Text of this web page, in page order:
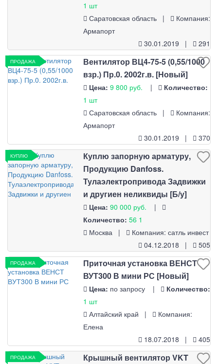
1 шт
Саратовская область |
Компания:
Армапорт
30.01.2019 |
291
ПРОДАЖА
Вентилятор ВЦ4-75-5 (0,55/1000
взр.) Пр.0. 2002г.в. [Новый]
Цена: 9 800 руб. |
Количество:
1 шт
Саратовская область |
Компания:
Армапорт
30.01.2019 |
370
КУПЛЮ
Куплю запорную арматуру,
Продукцию Danfoss.
Тулаэлектропривода Задвижки
и другиен неликвиды [Б/у]
Цена: 90 000 руб. |
Количество: 56 1
Москва |
Компания: сатль инвест
04.12.2018 |
505
ПРОДАЖА
Приточная установка ВЕНСТ
ВУТ300 В мини РС [Новый]
Цена: по запросу |
Количество:
1 шт
Алтайский край |
Компания:
Елена
18.07.2018 |
405
ПРОДАЖА
Крышный вентилятор VKT